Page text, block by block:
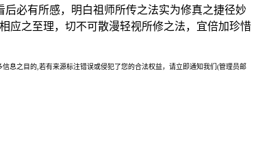
必有所感，明白祖师所传之法实为修真之捷径妙
应之至理，切不可散漫轻视所修之法，宜倍加珍惜
息之目的,若有来源标注错误或侵犯了您的合法权益，请立即通知我们(管理员邮